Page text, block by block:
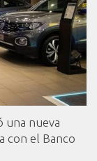
una nueva
con el Banco